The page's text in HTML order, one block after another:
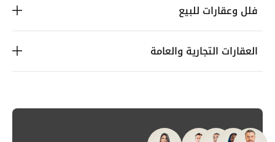
فلل وعقارات للبيع
العقارات التجارية والعامة